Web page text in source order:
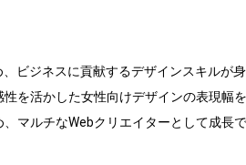
ビジネスに貢献するデザインスキルが身
を活かした女性向けデザインの表現幅を
マルチなWebクリエイターとして成長で